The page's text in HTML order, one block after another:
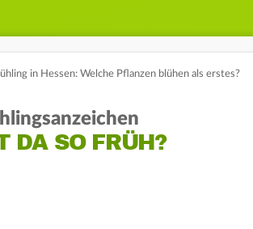
in Hessen: Welche Pflanzen blühen als erstes?
DA SO FRÜH?